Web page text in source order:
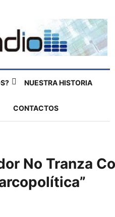
NUESTRA HISTORIA
CONTACTOS
No Tranza